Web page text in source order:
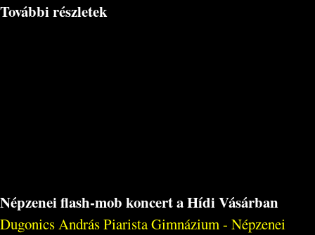
További részletek
Népzenei flash-mob koncert a Hídi Vásárban
Dugonics András Piarista Gimnázium - Népzenei